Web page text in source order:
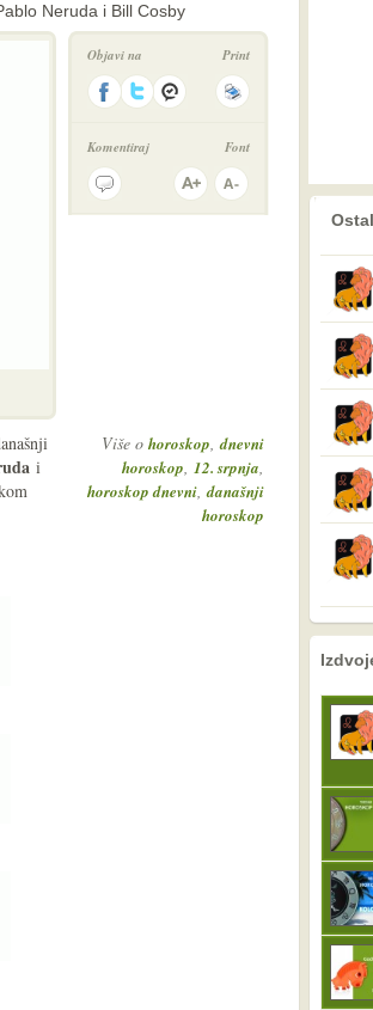
Neruda i Bill Cosby
Objavi na Print
Komentiraj Font
Više o horoskop,dnevni
horoskop, 12. srpnja,
horoskop dnevni,današnji
horoskop
i
prethodno
nema prethodne
sljedeće